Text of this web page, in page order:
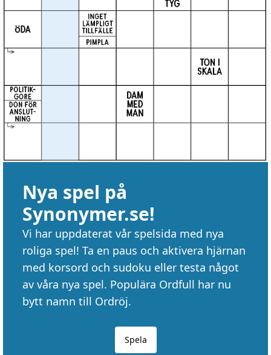
Nya spel på
Synonymer.se!
Vi har uppdaterat vår spelsida med nya
roliga spel! Ta en paus och aktivera hjärnan
med korsord och sudoku eller testa något
av våra nya spel. Populära Ordfull har nu
bytt namn till Ordröj.
Spela